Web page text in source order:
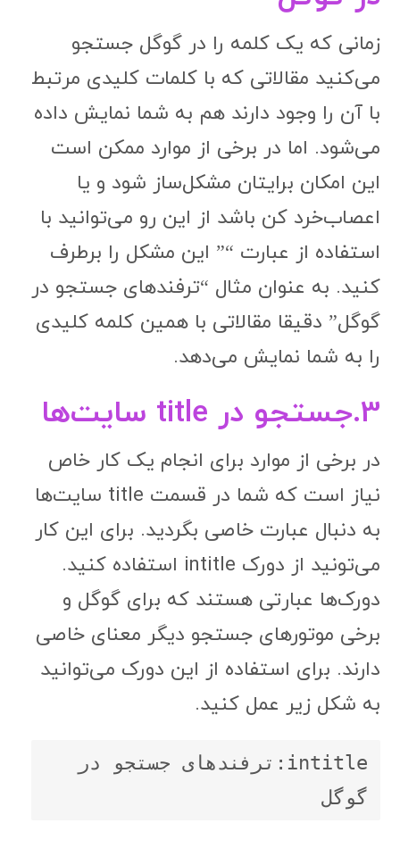
می‌کنید مقالاتی که با کلمات کلیدی مرتبط
با آن را وجود دارند هم به شما نمایش داده
می‌شود. اما در برخی از موارد ممکن است
این امکان برایتان مشکل‌ساز شود و یا
اعصاب‌خرد کن باشد از این رو می‌توانید با
استفاده از عبارت “” این مشکل را برطرف
کنید. به عنوان مثال “ترفندهای جستجو در
گوگل” دقیقا مقالاتی با همین کلمه کلیدی
را به شما نمایش می‌دهد.
3.جستجو در title سایت‌ها
در برخی از موارد برای انجام یک کار خاص
نیاز است که شما در قسمت title سایت‌ها
به دنبال عبارت خاصی بگردید. برای این کار
می‌تونید از دورک intitle استفاده کنید.
دورک‌ها عبارتی هستند که برای گوگل و
برخی موتورهای جستجو دیگر معنای خاصی
دارند. برای استفاده از این دورک می‌توانید
به شکل زیر عمل کنید.
۴. جستجو دقیق یک کلمه